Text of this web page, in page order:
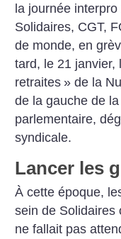
la journée interpro
Solidaires, CGT,
de monde, en
tard, le 21 janvier,
retraites » de la
de la gauche de
parlementaire,
syndicale.
Lancer les
À cette époque,
sein de Solidaires
ne fallait pas